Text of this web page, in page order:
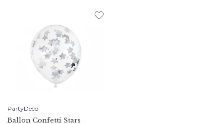
PartyDeco
Ballon Confetti Stars